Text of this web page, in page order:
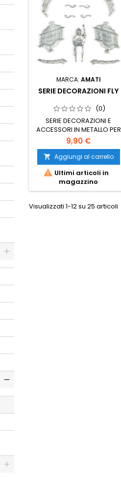
MARCA: AMATI
SERIE DECORAZIONI FLY
(0)
SERIE DECORAZIONI E
ACCESSORI IN METALLO PER
FLY
9,90 €
 Aggiungi al carrello
 Ultimi articoli in
magazzino
Visualizzati 1-12 su 25 articoli